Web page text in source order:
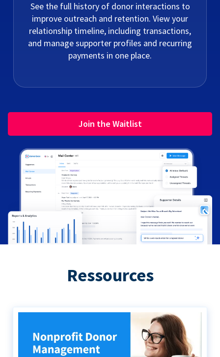
See the full history of donor interactions to
improve outreach and retention. View your
relationship timeline, including transactions,
and manage supporter profiles and recurring
payments in one place.
Join the Waitlist
Ressources